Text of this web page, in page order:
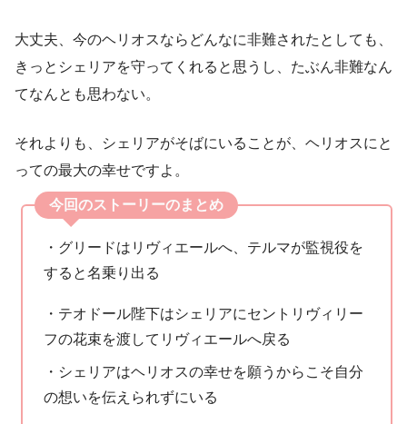
大丈夫、今のヘリオスならどんなに非難されたとしても、
きっとシェリアを守ってくれると思うし、たぶん非難なん
てなんとも思わない。
それよりも、シェリアがそばにいることが、ヘリオスにと
っての最大の幸せですよ。
今回のストーリーのまとめ
・グリードはリヴィエールへ、テルマが監視役を
すると名乗り出る
・テオドール陛下はシェリアにセントリヴィリー
フの花束を渡してリヴィエールへ戻る
・シェリアはヘリオスの幸せを願うからこそ自分
の想いを伝えられずにいる